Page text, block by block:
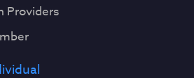
Providers